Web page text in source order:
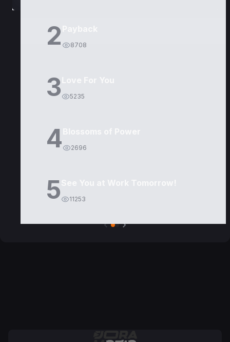
2 8708
3 5235
4 2696
5 11253